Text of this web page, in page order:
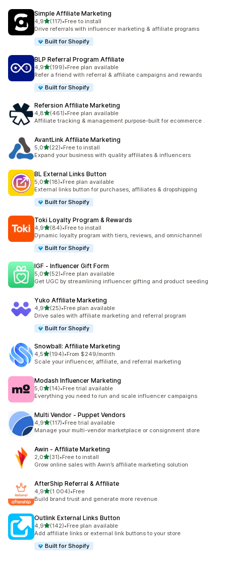
Simple Affiliate Marketing
4,9/ 5 tähteä
(117)
117 arvostelua yhteensä
•Free to install
Drive referrals with influencer marketing & affiliate programs
Built for Shopify
BLP Referral Program Affiliate
4,9/ 5 tähteä
(199)
199 arvostelua yhteensä
•Free plan available
Refer a friend with referral & affiliate campaigns and rewards
Built for Shopify
Refersion Affiliate Marketing
4,8/ 5 tähteä
(461)
461 arvostelua yhteensä
•Free plan available
Affiliate tracking & management purpose-built for ecommerce .
AvantLink Affiliate Marketing
5,0/ 5 tähteä
(22)
22 arvostelua yhteensä
•Free to install
Expand your business with quality affiliates & influencers
BL External Links Button
5,0/ 5 tähteä
(18)
18 arvostelua yhteensä
•Free plan available
External links button for purchases, affiliates & dropshipping
Built for Shopify
Toki Loyalty Program & Rewards
4,9/ 5 tähteä
(84)
84 arvostelua yhteensä
•Free to install
Dynamic loyalty program with tiers, reviews, and omnichannel
Built for Shopify
IGF ‑ Influencer Gift Form
5,0/ 5 tähteä
(52)
52 arvostelua yhteensä
•Free plan available
Get UGC by streamlining influencer gifting and product seeding
Yuko Affiliate Marketing
4,9/ 5 tähteä
(25)
25 arvostelua yhteensä
•Free plan available
Drive sales with affiliate marketing and referral program
Built for Shopify
Snowball: Affiliate Marketing
4,5/ 5 tähteä
(194)
194 arvostelua yhteensä
•From $249/month
Scale your influencer, affiliate, and referral marketing
Modash Influencer Marketing
5,0/ 5 tähteä
(14)
14 arvostelua yhteensä
•Free trial available
Everything you need to run and scale influencer campaigns
Multi Vendor ‑ Puppet Vendors
4,9/ 5 tähteä
(117)
117 arvostelua yhteensä
•Free trial available
Manage your multi-vendor marketplace or consignment store
Awin ‑ Affiliate Marketing
2,0/ 5 tähteä
(31)
31 arvostelua yhteensä
•Free to install
Grow online sales with Awin’s affiliate marketing solution
AfterShip Referral & Affiliate
4,9/ 5 tähteä
(1 004)
1004 arvostelua yhteensä
•Free
Build brand trust and generate more revenue.
Outlink External Links Button
4,9/ 5 tähteä
(142)
142 arvostelua yhteensä
•Free plan available
Add affiliate links or external link buttons to your store
Built for Shopify